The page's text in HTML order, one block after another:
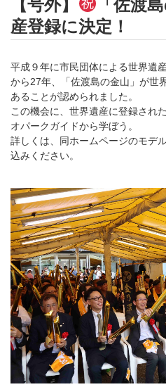
【号外】
「佐渡
産登録に決定！
平成９年に市民団体による世界遺
から27年、「佐渡島の金山」が世
あることが認められました。
この機会に、世界遺産に登録され
オパークガイドから学ぼう。
詳しくは、同ホームページのモデ
込みください。